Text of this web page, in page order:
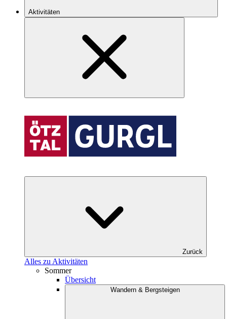
Aktivitäten
Zurück
Alles zu Aktivitäten
Sommer
Übersicht
Wandern & Bergsteigen